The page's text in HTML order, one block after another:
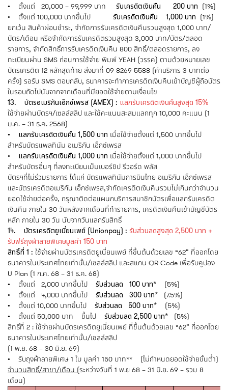
• ตั้งแต่ 20,000 – 99,999 บาท
รับเครดิตเงินคืน 200 บาท (1%)
• ตั้งแต่ 100,000 บาทขึ้นไป รับเครดิตเงินคืน 1,000 บาท (1%)
ยกเว้น สินค้าผ่อนชำระ, จำกัดการรับเครดิตเงินคืนรวมสูงสุด 1,000 บาท/
บัตร/เดือน หรือจำกัดการรับเครดิตรวมสูงสุด 3,000 บาท/บัตร/ตลอด
รายการ, จำกัดสิทธิ์การรับเครดิตเงินคืน 800 สิทธิ์/ตลอดรายการ, ลง
ทะเบียนผ่าน SMS ก่อนการใช้จ่าย พิมพ์ YEAH (วรรค) ตามด้วยหมายเลข
บัตรเครดิต 12 หลักสุดท้าย ส่งมาที่ 09 8269 5588 (ค่าบริการ 3 บาทต่อ
ครั้ง) รอรับ SMS ตอบกลับ, ธนาคารจะทำการเครดิตเงินคืนเข้าบัญชีผู้ถือบัตร
ในรอบถัดไปนับจากจากเดือนที่มียอดใช้จ่ายตามเงื่อนไข
13. บัตรอเมริกันเอ็กซ์เพรส (AMEX) : แลกรับเครดิตเงินคืนสูงสุด 15%
ใช้จ่ายผ่านบัตรฯ/เซลล์สลิป และใช้คะแนนสะสมแลกทุก 10,000 คะแนน (1
ม.ค. – 31 ธ.ค. 2568)
• แลกรับเครดิตเงินคืน 1,500 บาท เมื่อใช้จ่ายตั้งแต่ 1,500 บาทขึ้นไป
สำหรับบัตรแพลทินัม อเมริกัน เอ็กซ์เพรส
• แลกรับเครดิตเงินคืน 1,000 บาท เมื่อใช้จ่ายตั้งแต่ 1,000 บาทขึ้นไป
สำหรับบัตรอื่นๆ ที่ลงทะเบียนเม็มเบอร์ชิป รีวอร์ด พลัส
บัตรฯที่ไม่ร่วมรายการ ได้แก่ บัตรแพลทินัมการบินไทย อเมริกัน เอ็กซ์เพรส
และบัตรเครดิตอเมริกัน เอ็กซ์เพรส,จำกัดเครดิตเงินคืนรวมไม่เกินกว่าจำนวน
ยอดใช้จ่ายต่อครั้ง, กรุณาติดต่อแผนกบริการสมาชิกบัตรเพื่อแลกรับเครดิต
เงินคืน ภายใน 30 วันหลังจากเดือนที่ทำรายการ, เครดิตเงินคืนเข้าบัญชีบัตร
หลัก ภายใน 30 วัน นับจากวันแลกรับสิทธิ์
14. บัตรเครดิตยูเนี่ยนเพย์ (Unionpay) : รับส่วนลดสูงสุด 2,500 บาท +
รับฟรีถุงผ้าลายพิเศษมูลค่า 150 บาท
สิทธิ์ที่ 1 : ใช้จ่ายผ่านบัตรเครดิตยูเนี่ยนเพย์ ที่ขึ้นต้นด้วยเลข “62” ที่ออกโดย
ธนาคารในประเทศไทยเท่านั้น/เซลล์สลิป และสแกน QR Code เพื่อรับคูปอง
U Plan (1 ก.ค. 68 – 31 ธ.ค. 68)
• ตั้งแต่ 2,000 บาทขึ้นไป
รับส่วนลด 100 บาท*
(5%)
• ตั้งแต่ 4,000 บาทขึ้นไป
รับส่วนลด 300 บาท*
(7.5%)
• ตั้งแต่ 10,000 บาทขึ้นไป
รับส่วนลด 500 บาท* (5%)
• ตั้งแต่ 50,000 บาท ขึ้นไป
รับส่วนลด 2,500 บาท* (5%)
สิทธิ์ที่ 2 : ใช้จ่ายผ่านบัตรเครดิตยูเนี่ยนเพย์ ที่ขึ้นต้นด้วยเลข “62” ที่ออกโดย
ธนาคารในประเทศไทยเท่านั้น/เซลล์สลิป
(1 พ.ย. 68 – 30 มิ.ย. 69)
• รับถุงผ้าลายพิเศษ 1 ใบ มูลค่า 150 บาท** (ไม่กำหนดยอดใช้จ่ายขั้นต่ำ)
จำนวนสิทธิ์/สาขา/เดือน (ระหว่างวันที่ 1 พ.ย 68 – 31 มิ.ย. 69 – รวม 8
เดือน)